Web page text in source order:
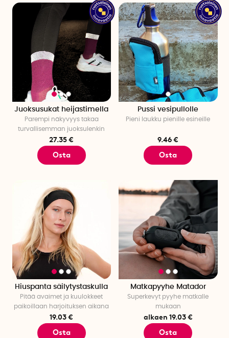
Juoksusukat heijastimella
Parempi näkyvyys takaa
turvallisemman juoksulenkin
27.35 €
Osta
Pussi vesipullolle
Pieni laukku pienille esineille
9.46 €
Osta
Hiuspanta säilytystaskulla
Pitää avaimet ja kuulokkeet
paikoillaan harjoituksen aikana
19.03 €
Osta
Matkapyyhe Matador
Superkevyt pyyhe matkalle
mukaan
alkaen 19.03 €
Osta